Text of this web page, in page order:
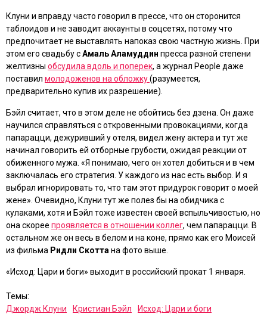
Клуни и вправду часто говорил в прессе, что он сторонится
таблоидов и не заводит аккаунты в соцсетях, потому что
предпочитает не выставлять напоказ свою частную жизнь. При
этом его свадьбу сАмаль Аламуддин пресса разной степени
желтизны обсудила вдоль и поперек, а журнал People даже
поставил молодоженов на обложку(разумеется,
предварительно купив их разрешение).
Бэйл считает, что в этом деле не обойтись без дзена. Он даже
научился справляться с откровенными провокациями, когда
папарацци, дежуривший у отеля, видел жену актера и тут же
начинал говорить ей отборные грубости, ожидая реакции от
обиженного мужа. «Я понимаю, чего он хотел добиться и в чем
заключалась его стратегия. У каждого из нас есть выбор. И я
выбрал игнорировать то, что там этот придурок говорит о моей
жене». Очевидно, Клуни тут же полез бы на обидчика с
кулаками, хотя и Бэйл тоже известен своей вспыльчивостью, но
она скорее проявляется в отношении коллег, чем папарацци. В
остальном же он весь в белом и на коне, прямо как его Моисей
из фильма Ридли Скотта на фото выше.
«Исход: Цари и боги» выходит в российский прокат 1 января.
Темы:
Джордж Клуни
Кристиан Бэйл Исход: Цари и боги